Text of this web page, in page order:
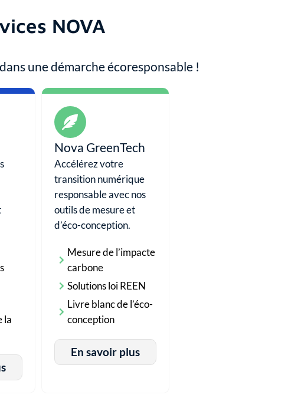
NOVA
une démarche écoresponsable !
la
Nova GreenTech
Accélérez votre
transition numérique
responsable avec nos
outils de mesure et
d’éco-conception.
Mesure de l’impacte
carbone
Solutions loi REEN
Livre blanc de l’éco-
conception
En savoir plus